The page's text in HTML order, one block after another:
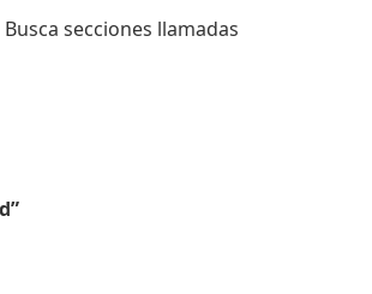
secciones llamadas